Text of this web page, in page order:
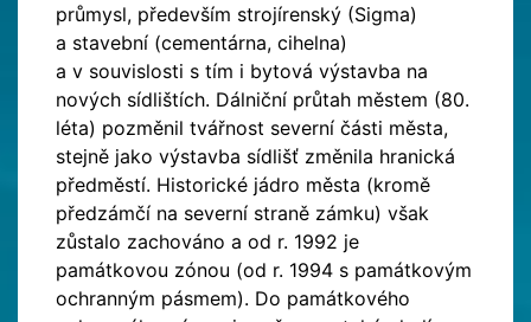
průmysl, především strojírenský (Sigma)
a stavební (cementárna, cihelna)
a v souvislosti s tím i bytová výstavba na
nových sídlištích. Dálniční průtah městem (80.
léta) pozměnil tvářnost severní části města,
stejně jako výstavba sídlišť změnila hranická
předměstí. Historické jádro města (kromě
předzámčí na severní straně zámku) však
zůstalo zachováno a od r. 1992 je
památkovou zónou (od r. 1994 s památkovým
ochranným pásmem). Do památkového